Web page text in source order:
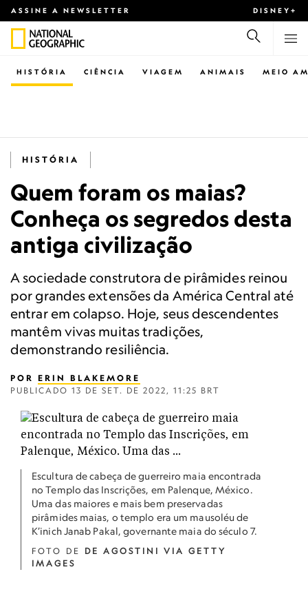
ASSINE A NEWSLETTER DISNEY+
CIÊNCIA VIAGEM ANIMAIS
HISTÓRIA MEIO
HISTÓRIA
Quem foram os maias?
Conheça os segredos desta
antiga civilização
A sociedade construtora de pirâmides reinou
por grandes extensões da América Central até
entrar em colapso. Hoje, seus descendentes
mantêm vivas muitas tradições,
demonstrando resiliência.
POR ERIN BLAKEMORE
PUBLICADO 13 DE SET. DE 2022, 11:25 BRT
Escultura de cabeça de guerreiro maia encontrada
no Templo das Inscrições, em Palenque, México.
Uma das maiores e mais bem preservadas
pirâmides maias, o templo era um mausoléu de
K’inich Janab Pakal, governante maia do século 7.
FOTO DE DE AGOSTINI VIA GETTY
IMAGES